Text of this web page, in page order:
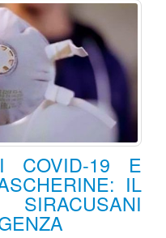
COVID-19 E
IL